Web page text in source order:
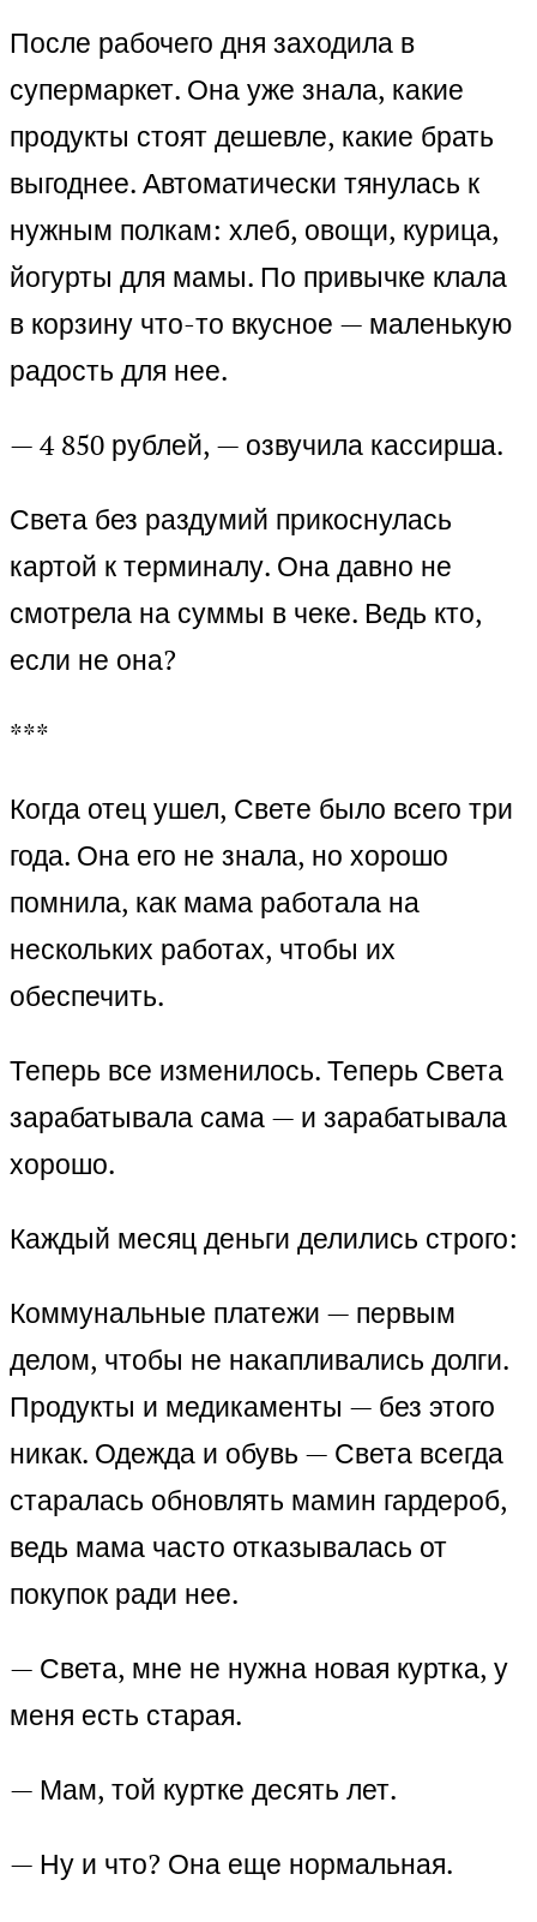
После рабочего дня заходила в
супермаркет. Она уже знала, какие
продукты стоят дешевле, какие брать
выгоднее. Автоматически тянулась к
нужным полкам: хлеб, овощи, курица,
йогурты для мамы. По привычке клала
в корзину что-то вкусное — маленькую
радость для нее.
— 4 850 рублей, — озвучила кассирша.
Света без раздумий прикоснулась
картой к терминалу. Она давно не
смотрела на суммы в чеке. Ведь кто,
если не она?
***
Когда отец ушел, Свете было всего три
года. Она его не знала, но хорошо
помнила, как мама работала на
нескольких работах, чтобы их
обеспечить.
Теперь все изменилось. Теперь Света
зарабатывала сама — и зарабатывала
хорошо.
Каждый месяц деньги делились строго:
Коммунальные платежи — первым
делом, чтобы не накапливались долги.
Продукты и медикаменты — без этого
никак. Одежда и обувь — Света всегда
старалась обновлять мамин гардероб,
ведь мама часто отказывалась от
покупок ради нее.
— Света, мне не нужна новая куртка, у
меня есть старая.
— Мам, той куртке десять лет.
— Ну и что? Она еще нормальная.